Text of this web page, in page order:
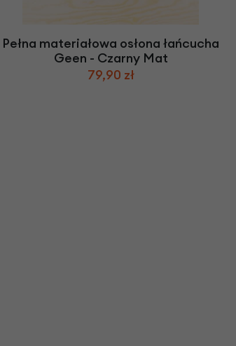
Pełna materiałowa osłona łańcucha
Geen - Czarny Mat
79,90 zł